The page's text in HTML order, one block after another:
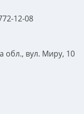
12-08
обл., вул. Миру, 10